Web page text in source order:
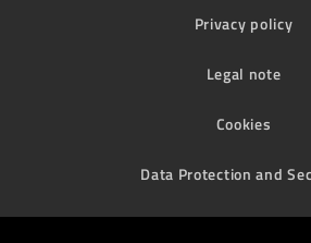
Privacy policy
Legal note
Cookies
Data Protection and